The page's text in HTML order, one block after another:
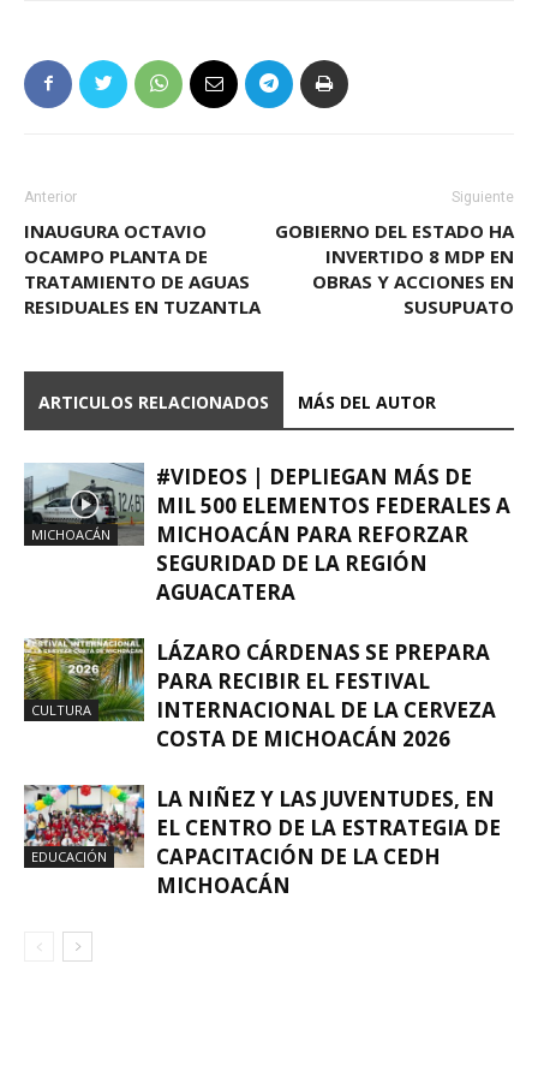
Anterior
INAUGURA OCTAVIO
OCAMPO PLANTA DE
TRATAMIENTO DE AGUAS
RESIDUALES EN TUZANTLA
Siguiente
GOBIERNO DEL ESTADO HA
INVERTIDO 8 MDP EN
OBRAS Y ACCIONES EN
SUSUPUATO
ARTICULOS RELACIONADOS MÁS DEL AUTOR
MICHOACÁN
#VIDEOS | DEPLIEGAN MÁS DE
MIL 500 ELEMENTOS FEDERALES A
MICHOACÁN PARA REFORZAR
SEGURIDAD DE LA REGIÓN
AGUACATERA
CULTURA
LÁZARO CÁRDENAS SE PREPARA
PARA RECIBIR EL FESTIVAL
INTERNACIONAL DE LA CERVEZA
COSTA DE MICHOACÁN 2026
EDUCACIÓN
LA NIÑEZ Y LAS JUVENTUDES, EN
EL CENTRO DE LA ESTRATEGIA DE
CAPACITACIÓN DE LA CEDH
MICHOACÁN